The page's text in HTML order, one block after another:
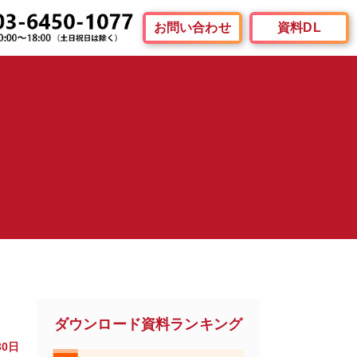
お問い合わせ 資料DL
日
ダウンロード資料ランキング